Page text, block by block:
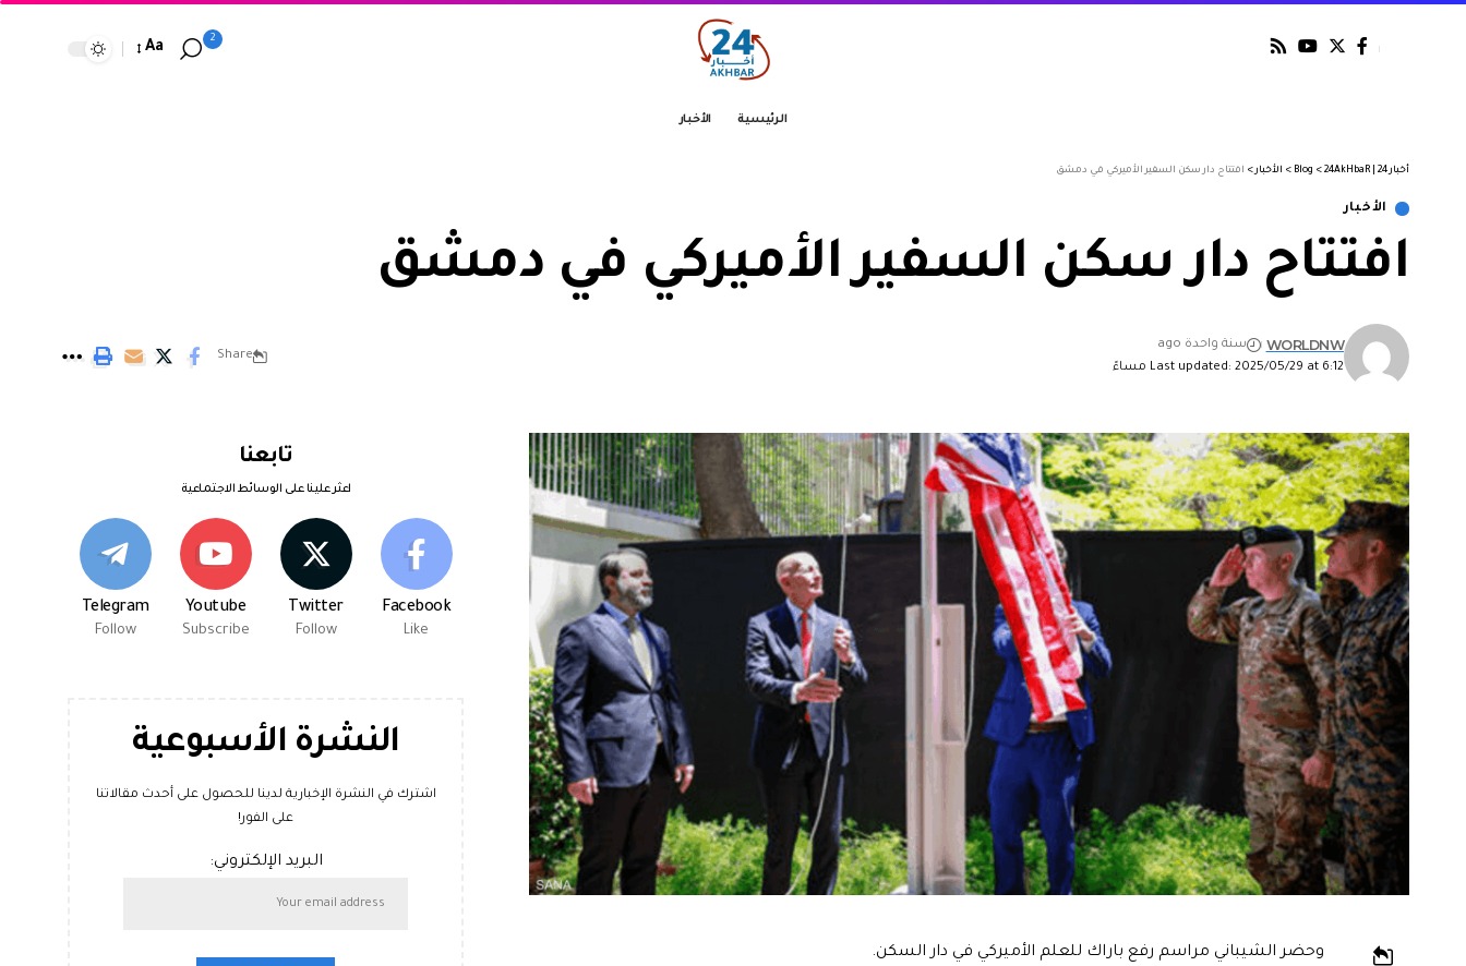
2
Aa
الرئيسية الأخبار
أخبار 24 | 24AkHbaR >
Blog
> الأخبار > افتتاح دار سكن السفير الأميركي في دمشق
الأخبار
افتتاح دار سكن السفير الأميركي في دمشق
Last updated: 2025/05/29 at 6:12 مساءً
WORLDNW
سنة واحدة ago
Share
وحضر الشيباني مراسم رفع باراك للعلم الأميركي في دار السكن.
تابعنا
اعثر علينا على الوسائط الاجتماعية
Facebook
Like
Twitter
Follow
Youtube
Subscribe
Telegram
Follow
النشرة الأسبوعية
اشترك في النشرة الإخبارية لدينا للحصول على أحدث مقالاتنا
على الفور!
البريد الإلكتروني: